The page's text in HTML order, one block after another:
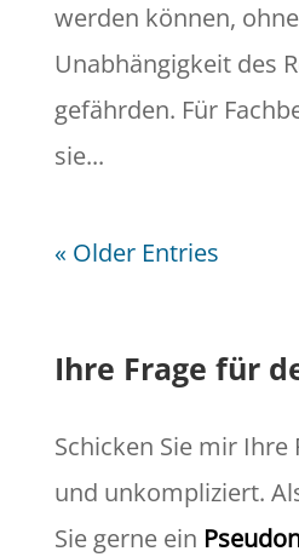
werden können,
Unabhängigkeit des
gefährden. Für
sie...
« Older Entries
Ihre Frage für
Schicken Sie mir Ihre
und unkompliziert.
Sie gerne ein